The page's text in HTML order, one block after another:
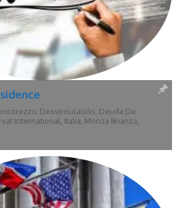
, Desvinculación, Deuda De
International, Italia, Monza Brianza,